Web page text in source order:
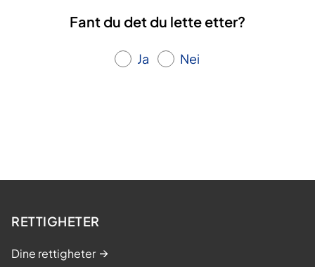
Fant du det du lette etter?
Ja Nei
RETTIGHETER
Dine rettigheter